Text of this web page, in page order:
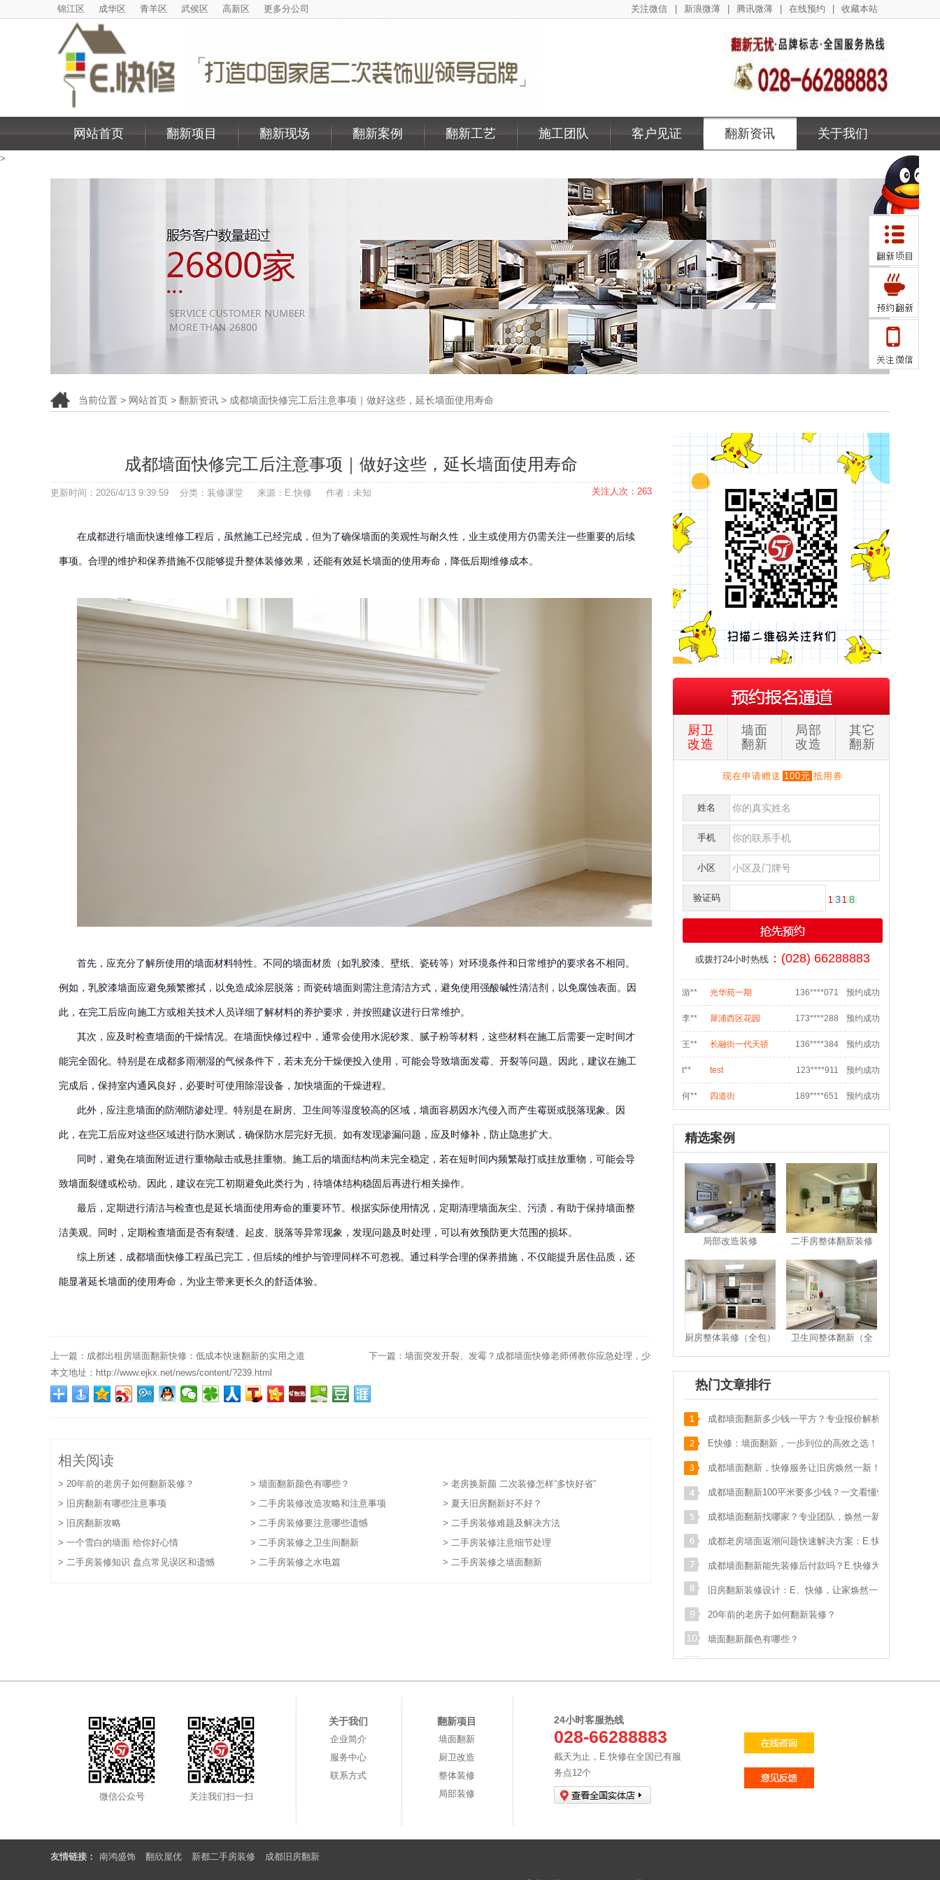
锦江区 成华区 青羊区 武侯区 高新区 更多分公司 关注微信 新浪微薄 腾讯微薄 在线预约 收藏本站
网站首页 翻新项目 翻新现场 翻新案例 翻新工艺 施工团队 客户见证 翻新资讯 关于我们
>
当前位置 > 网站首页 > 翻新资讯 > 成都墙面快修完工后注意事项｜做好这些，延长墙面使用寿命
成都墙面快修完工后注意事项｜做好这些，延长墙面使用寿命
更新时间：2026/4/13 9:39:59 分类：装修课堂 来源：E.快修 作者：未知 关注人次：263
厨卫
改造
墙面
翻新
局部
改造
其它
翻新
现在申请赠送 100元 抵用券
姓名
手机
小区
验证码
或拨打24小时热线：(028) 66288883
李** 奥克斯广场写字楼 152****219
明** 天祥街蓝色港湾 139****052
九里提聚贤半岛花苑 159****547
吴** 城南晶座1栋160 134****784 预约成功
游** 光华苑一期 136****071 预约成功
李** 犀浦西区花园 173****288 预约成功
王** 长融街一代天骄 136****384 预约成功
t** test 123****911 预约成功
何** 四道街 189****651 预约成功
袁** 双流航空港临港路和
魏** 御府花都 186****006 预约成功
泡桐树街20号 186****533 预约成功
张** 汇融名城 181****895 预约成功
花满庭一期 135****975 预约成功
苟** 马鞍北路116号 136****178 预约成功
武青路 133****587 预约成功
保利 151****017 预约成功
天祥街蓝色港湾
邱** 九里提聚贤半岛花苑 159****547 预约成功
吴**
t**
何**
s** 028****548 预约成功
袁** 双流航空港临港路和 138****070
魏** 御府花都 186****006
骆** 泡桐树街20号 186****533 预约成功
马鞍北路116号 136****178
精选案例
局部改造装修 二手房整体翻新装修
厨房整体装修（全包）
卫生间整体翻新（全
包）
热门文章排行
成都墙面翻新多少钱一平方？专业报价解析，
省钱又省心！
E快修：墙面翻新，一步到位的高效之选！
成都墙面翻新，快修服务让旧房焕然一新！
成都墙面翻新100平米要多少钱？一文看懂性
价比之王！
成都墙面翻新找哪家？专业团队，焕然一新的
家！
成都老房墙面返潮问题快速解决方案：E.快修
专业指南
成都墙面翻新能先装修后付款吗？E.快修为您
解答：专业、高效、无忧的墙面翻新解决方案
旧房翻新装修设计：E、快修，让家焕然一
新！
20年前的老房子如何翻新装修？
墙面翻新颜色有哪些？
在成都进行墙面快速维修工程后，虽然施工已经完成，但为了确保墙面的美观性与耐久性，业主或使用方仍需关注一些重要的后续
事项。合理的维护和保养措施不仅能够提升整体装修效果，还能有效延长墙面的使用寿命，降低后期维修成本。
首先，应充分了解所使用的墙面材料特性。不同的墙面材质（如乳胶漆、壁纸、瓷砖等）对环境条件和日常维护的要求各不相同。
例如，乳胶漆墙面应避免频繁擦拭，以免造成涂层脱落；而瓷砖墙面则需注意清洁方式，避免使用强酸碱性清洁剂，以免腐蚀表面。因
此，在完工后应向施工方或相关技术人员详细了解材料的养护要求，并按照建议进行日常维护。
其次，应及时检查墙面的干燥情况。在墙面快修过程中，通常会使用水泥砂浆、腻子粉等材料，这些材料在施工后需要一定时间才
能完全固化。特别是在成都多雨潮湿的气候条件下，若未充分干燥便投入使用，可能会导致墙面发霉、开裂等问题。因此，建议在施工
完成后，保持室内通风良好，必要时可使用除湿设备，加快墙面的干燥进程。
此外，应注意墙面的防潮防渗处理。特别是在厨房、卫生间等湿度较高的区域，墙面容易因水汽侵入而产生霉斑或脱落现象。因
此，在完工后应对这些区域进行防水测试，确保防水层完好无损。如有发现渗漏问题，应及时修补，防止隐患扩大。
同时，避免在墙面附近进行重物敲击或悬挂重物。施工后的墙面结构尚未完全稳定，若在短时间内频繁敲打或挂放重物，可能会导
致墙面裂缝或松动。因此，建议在完工初期避免此类行为，待墙体结构稳固后再进行相关操作。
最后，定期进行清洁与检查也是延长墙面使用寿命的重要环节。根据实际使用情况，定期清理墙面灰尘、污渍，有助于保持墙面整
洁美观。同时，定期检查墙面是否有裂缝、起皮、脱落等异常现象，发现问题及时处理，可以有效预防更大范围的损坏。
综上所述，成都墙面快修工程虽已完工，但后续的维护与管理同样不可忽视。通过科学合理的保养措施，不仅能提升居住品质，还
能显著延长墙面的使用寿命，为业主带来更长久的舒适体验。
上一篇： 成都出租房墙面翻新快修：低成本快速翻新的实用之道 下一篇： 墙面突发开裂、发霉？成都墙面快修老师傅教你应急处理，少
本文地址： http://www.ejkx.net/news/content/?239.html
相关阅读
> 20年前的老房子如何翻新装修？ > 墙面翻新颜色有哪些？
> 老房换新颜 二次装修怎样“多快好省”
> 旧房翻新有哪些注意事项
> 二手房装修改造攻略和注意事项
> 夏天旧房翻新好不好？
> 旧房翻新攻略
> 二手房装修要注意哪些遗憾
> 二手房装修难题及解决方法
> 一个雪白的墙面 给你好心情
> 二手房装修之卫生间翻新
> 二手房装修注意细节处理
> 二手房装修知识 盘点常见误区和遗憾
> 二手房装修之水电篇 > 二手房装修之墙面翻新
微信公众号 关注我们扫一扫
关于我们
企业简介
服务中心
联系方式
翻新项目
墙面翻新
厨卫改造
整体装修
局部装修
24小时客服热线
028-66288883
截天为止，E.快修在全国已有服
务点12个
友情链接： 南鸿盛饰 翻欣屋优 新都二手房装修 成都旧房翻新